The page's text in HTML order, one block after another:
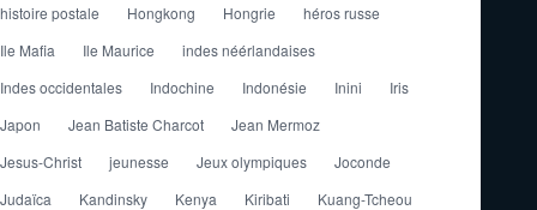
histoire postale
Hongkong Hongrie
héros russe
Ile Mafia
Ile Maurice
indes néérlandaises
Indes occidentales
Indochine Indonésie Inini
Iris
Japon
Jean Batiste Charcot
Jean Mermoz
Jesus-Christ
jeunesse Jeux olympiques
Joconde
Judaïca
Kandinsky Kenya Kiribati
Kuang-Tcheou